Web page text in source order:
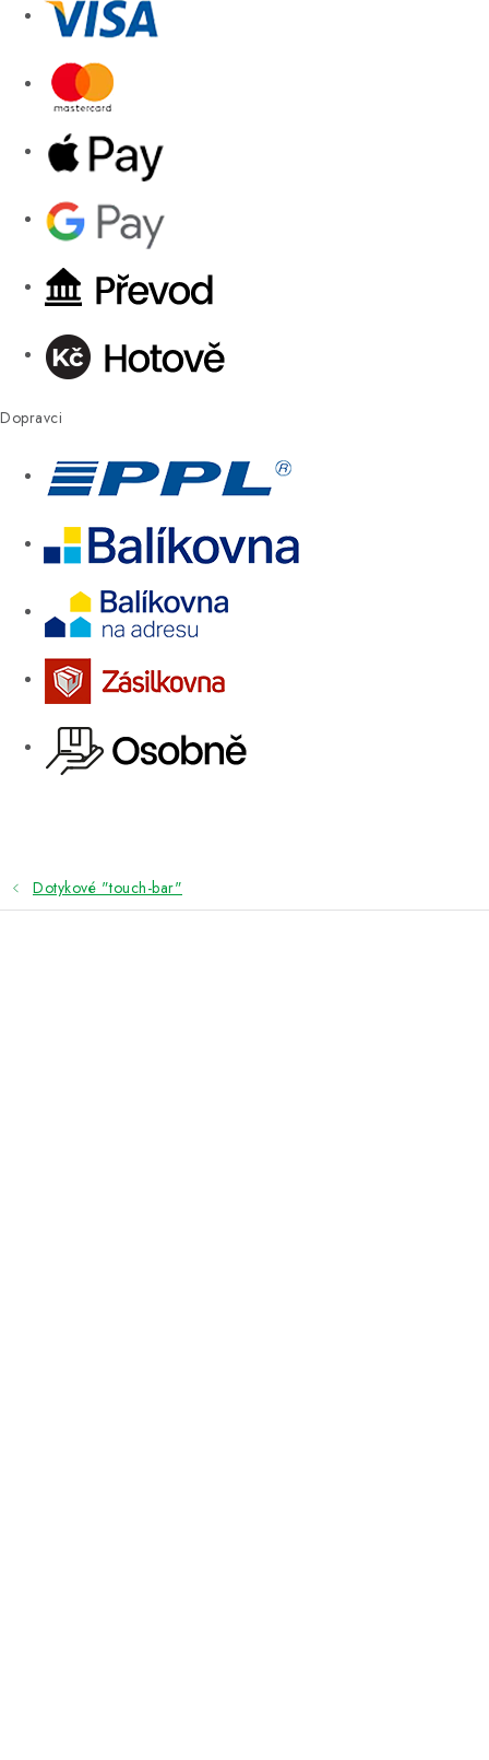
Dopravci
Dotykové "touch-bar"